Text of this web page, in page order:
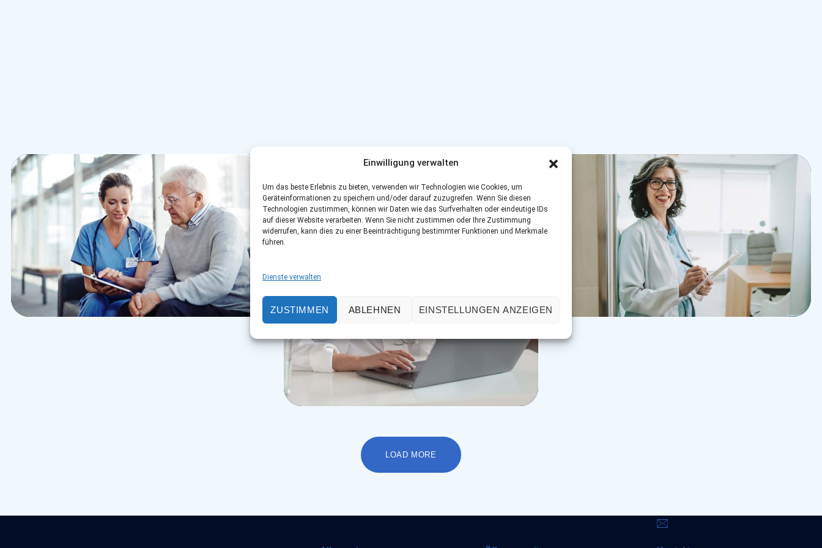
Einwilligung verwalten
Um das beste Erlebnis zu bieten, verwenden wir Technologien wie Cookies, um
Geräteinformationen zu speichern und/oder darauf zuzugreifen. Wenn Sie diesen
Technologien zustimmen, können wir Daten wie das Surfverhalten oder eindeutige IDs
auf dieser Website verarbeiten. Wenn Sie nicht zustimmen oder Ihre Zustimmung
widerrufen, kann dies zu einer Beeinträchtigung bestimmter Funktionen und Merkmale
führen.
Dienste verwalten
ZUSTIMMEN ABLEHNEN EINSTELLUNGEN ANZEIGEN
Health
Neurosurgery Surgeon
Osteopaths
Abdominal Aneurysm
Supraventricular
LOAD MORE